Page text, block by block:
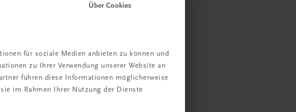
Über Cookies
für soziale Medien anbieten zu können und
zu Ihrer Verwendung unserer Website an
führen diese Informationen möglicherweise
im Rahmen Ihrer Nutzung der Dienste